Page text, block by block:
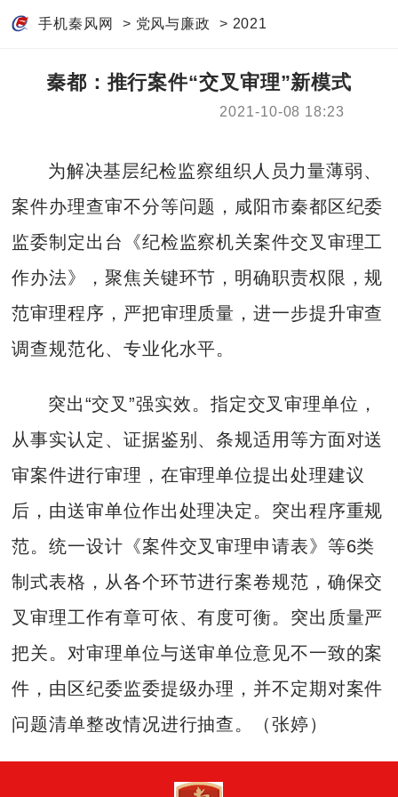
手机秦风网 > 党风与廉政 > 2021
秦都：推行案件“交叉审理”新模式
2021-10-08 18:23
为解决基层纪检监察组织人员力量薄弱、
案件办理查审不分等问题，咸阳市秦都区纪委
监委制定出台《纪检监察机关案件交叉审理工
作办法》，聚焦关键环节，明确职责权限，规
范审理程序，严把审理质量，进一步提升审查
调查规范化、专业化水平。
突出“交叉”强实效。指定交叉审理单位，
从事实认定、证据鉴别、条规适用等方面对送
审案件进行审理，在审理单位提出处理建议
后，由送审单位作出处理决定。突出程序重规
范。统一设计《案件交叉审理申请表》等6类
制式表格，从各个环节进行案卷规范，确保交
叉审理工作有章可依、有度可衡。突出质量严
把关。对审理单位与送审单位意见不一致的案
件，由区纪委监委提级办理，并不定期对案件
问题清单整改情况进行抽查。（张婷）